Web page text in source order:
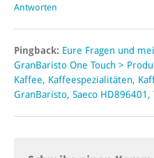
Antworten
Pingback: Eure Fragen und
GranBaristo One Touch >
Kaffee, Kaffeespezialitäten,
GranBaristo, Saeco HD896401,